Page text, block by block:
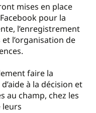
mises en place
pour la
l’enregistrement
l’organisation de
faire la
à la décision et
au champ, chez les
leurs